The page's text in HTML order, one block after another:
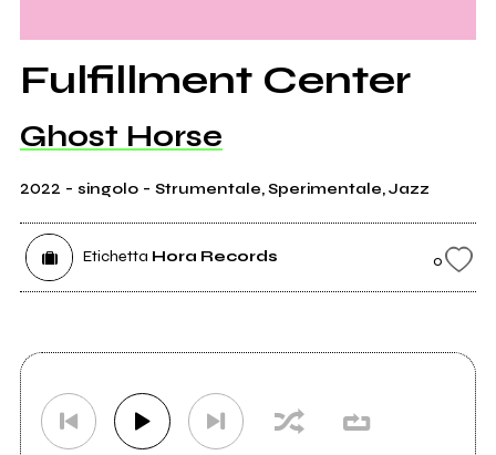
Fulfillment Center
Ghost Horse
2022 - singolo- Strumentale, Sperimentale, Jazz
Etichetta Hora Records 0